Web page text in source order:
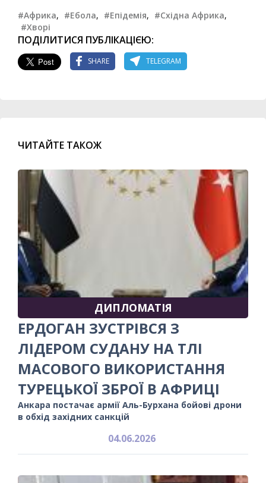
#Африка, #Ебола, #Епідемія, #Східна Африка,
#Хворі
ПОДІЛИТИСЯ ПУБЛІКАЦІЄЮ:
SHARE TELEGRAM
ЧИТАЙТЕ ТАКОЖ
ДИПЛОМАТІЯ
ЕРДОГАН ЗУСТРІВСЯ З
ЛІДЕРОМ СУДАНУ НА ТЛІ
МАСОВОГО ВИКОРИСТАННЯ
ТУРЕЦЬКОЇ ЗБРОЇ В АФРИЦІ
Анкара постачає армії Аль-Бурхана бойові дрони
в обхід західних санкцій
04.06.2026